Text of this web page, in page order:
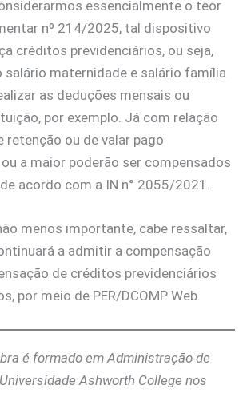
essencialmente o teor
nº 214/2025, tal dispositivo
créditos previdenciários, ou seja,
salário maternidade e salário família
as deduções mensais ou
por exemplo. Já com relação
retenção ou de valar pago
a maior poderão ser compensados
acordo com a IN n° 2055/2021.
menos importante, cabe ressaltar,
a admitir a compensação
de créditos previdenciários
por meio de PER/DCOMP Web.
é formado em Administração de
Ashworth College nos